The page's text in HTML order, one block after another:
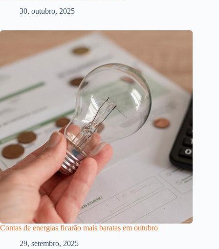
30, outubro, 2025
Contas de energias ficarão mais baratas em outubro
29, setembro, 2025